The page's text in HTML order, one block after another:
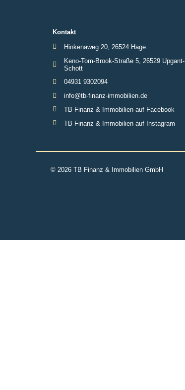
Kontakt
Hinkenaweg 20, 26524 Hage
Keno-Tom-Brook-Straße 5, 26529 Upgant-
Schott
04931 9302094
info@tb-finanz-immobilien.de
TB Finanz & Immobilien auf Facebook
TB Finanz & Immobilien auf Instagram
© 2026 TB Finanz & Immobilien GmbH